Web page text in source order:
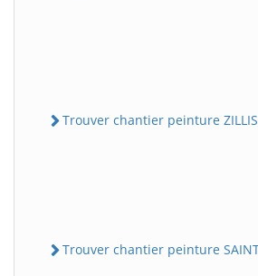
Trouver chantier peinture
Trouver chantier peinture